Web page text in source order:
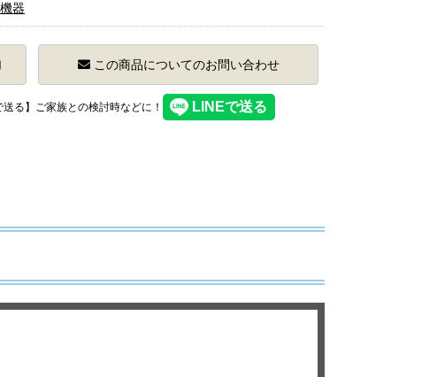
器
この商品についてのお問い合わせ
送る】ご家族との検討時などに！